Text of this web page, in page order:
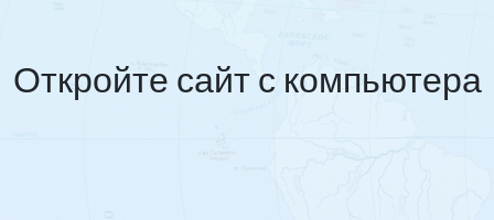
Откройте сайт с компьютера